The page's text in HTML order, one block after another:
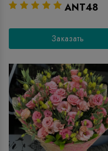
ANT48
Заказать